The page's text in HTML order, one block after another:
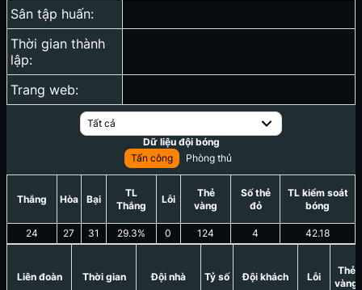
Sân tập huấn:
Thời gian thành
lập:
Trang web:
Tất cả
Dữ liệu đội bóng
Tấn công
Phòng thủ
Thắng
24
Hòa
27
Bại
31
TL
Thắng
29.3%
Lỗi
0
Thẻ
vàng
124
Số thẻ
đỏ
4
TL kiểm soát
bóng
42.18
Liên đoàn Thời gian Đội nhà Tỷ số Đội khách Lỗi
Thẻ
vàng